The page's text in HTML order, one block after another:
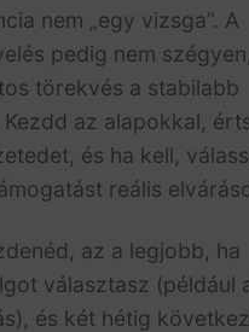
nem „egy vizsga”. A
pedig nem szégyen,
törekvés a stabilabb
az alapokkal,
és ha kell,
reális
az a legjobb, ha
választasz (például
és két hétig